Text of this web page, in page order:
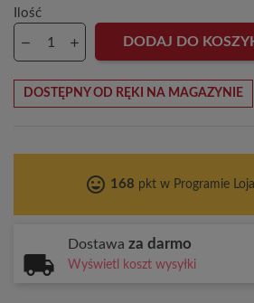
Ilość
DODAJ DO
DOSTĘPNY OD RĘKI NA MAGAZYNIE
tag_faces 168 pkt w Programie
Dostawa za darmo
Wyświetl koszt wysyłki